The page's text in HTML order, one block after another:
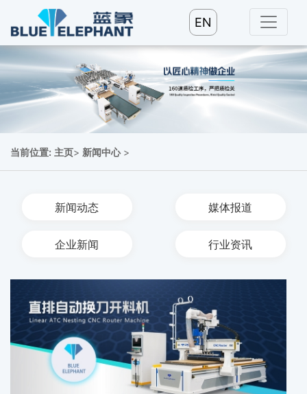
EN
当前位置: 主页> 新闻中心>
新闻动态 媒体报道
企业新闻 行业资讯